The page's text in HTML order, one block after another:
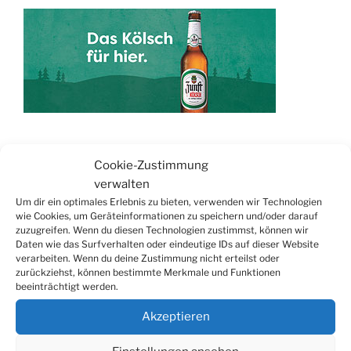
Cookie-Zustimmung
verwalten
Um dir ein optimales Erlebnis zu bieten, verwenden wir Technologien
wie Cookies, um Geräteinformationen zu speichern und/oder darauf
zuzugreifen. Wenn du diesen Technologien zustimmst, können wir
Daten wie das Surfverhalten oder eindeutige IDs auf dieser Website
verarbeiten. Wenn du deine Zustimmung nicht erteilst oder
zurückziehst, können bestimmte Merkmale und Funktionen
beeinträchtigt werden.
Akzeptieren
21.06. bis
30.08.
Biergarten-Wochenenden der Erzquell
Brauerei
09.08.
Trödelmarkt in der Ortsmitte
29.08.
Sommerfest in Helmerhausen
06.09.
Beach-Volleyball-Turnier
Wandertag
19.09.
Treckertreffen in Hengstenberg